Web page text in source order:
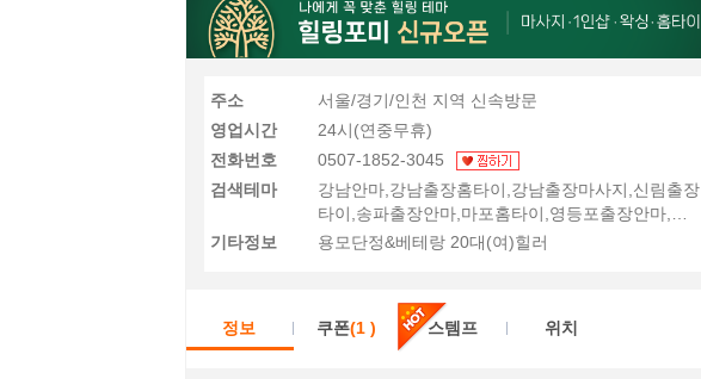
주소
서울/경기/인천 지역 신속방문
영업시간
24시(연중무휴)
전화번호
0507-1852-3045
검색테마
강남안마,강남출장홈타이,강남출장마사지,신림출장
타이,송파출장안마,마포홈타이,영등포출장안마,구
로출장안마,영등포홈타이,역삼동홈타이,송파홈타
기타정보 용모단정&베테랑 20대(여)힐러
정보 쿠폰(1 ) 스템프 위치